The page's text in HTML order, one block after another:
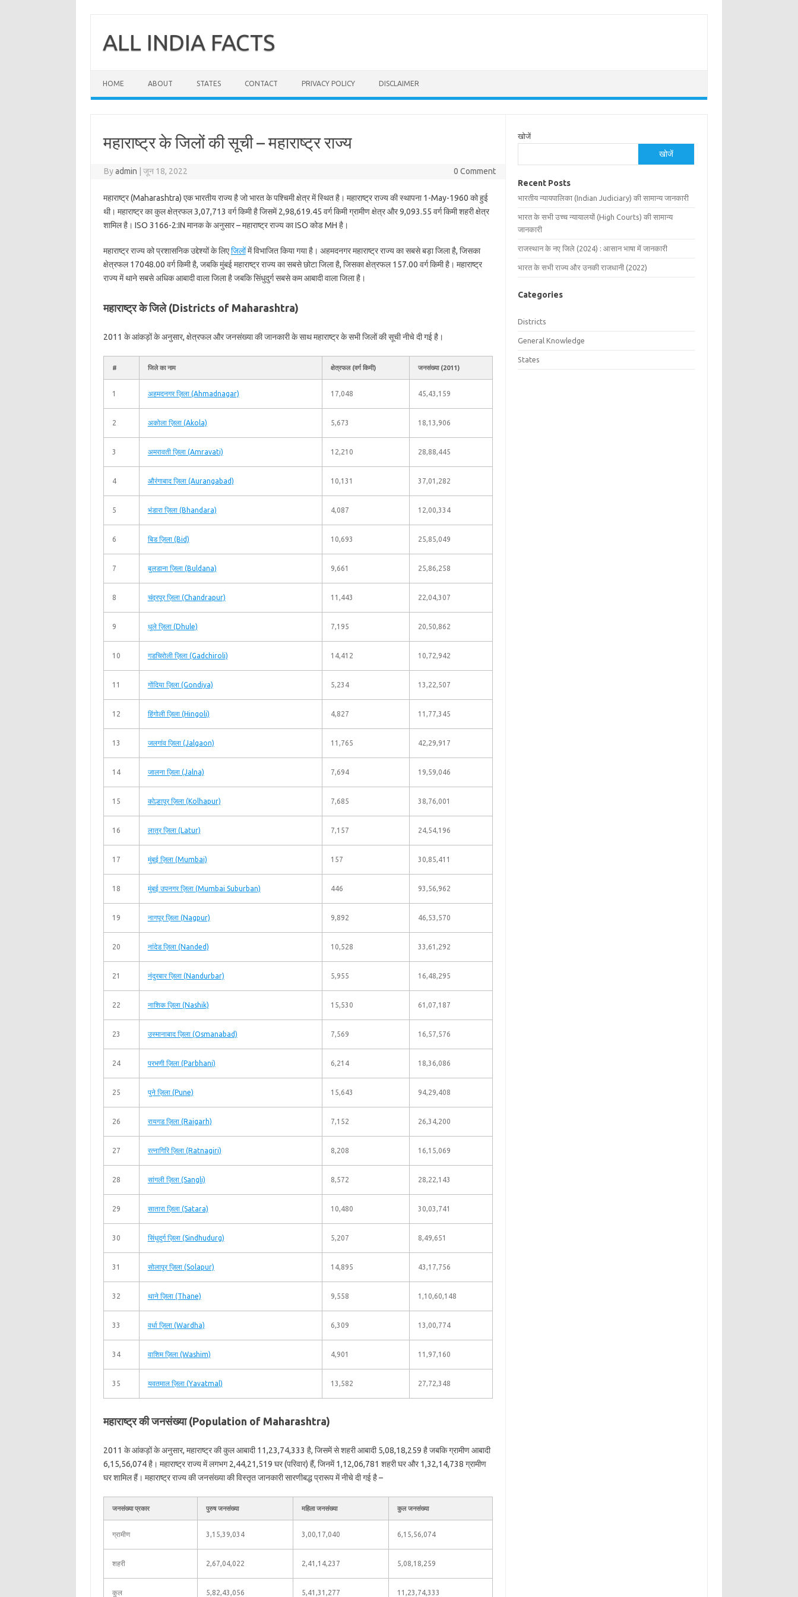
contentALL INDIA FACTS
HOME ABOUT STATES CONTACT PRIVACY POLICY DISCLAIMER
महाराष्ट्र के जिलों की सूची – महाराष्ट्र राज्य
Byadmin जून 18, 2022 0 Comment
महाराष्ट्र (Maharashtra) एक भारतीय राज्य है जो भारत के पश्चिमी क्षेत्र में स्थित है। महाराष्ट्र राज्य की स्थापना 1-May-1960 को हुई
थी। महाराष्ट्र का कुल क्षेत्रफल 3,07,713 वर्ग किमी है जिसमें 2,98,619.45 वर्ग किमी ग्रामीण क्षेत्र और 9,093.55 वर्ग किमी शहरी क्षेत्र
शामिल है। ISO 3166-2:IN मानक के अनुसार – महाराष्ट्र राज्य का ISO कोड MH है।
महाराष्ट्र राज्य को प्रशासनिक उद्देश्यों के लिएजिलोंमें विभाजित किया गया है। अहमदनगर महाराष्ट्र राज्य का सबसे बड़ा जिला है, जिसका
क्षेत्रफल 17048.00 वर्ग किमी है, जबकि मुंबई महाराष्ट्र राज्य का सबसे छोटा जिला है, जिसका क्षेत्रफल 157.00 वर्ग किमी है। महाराष्ट्र
राज्य में थाने सबसे अधिक आबादी वाला जिला है जबकि सिंधुदुर्ग सबसे कम आबादी वाला जिला है।
महाराष्ट्र के जिले (Districts of Maharashtra)
2011 के आंकड़ों के अनुसार, क्षेत्रफल और जनसंख्या की जानकारी के साथ महाराष्ट्र के सभी जिलों की सूची नीचे दी गई है।
# जिले का नाम क्षेत्रफल (वर्ग किमी) जनसंख्या (2011)
1 अहमदनगर ज़िला (Ahmadnagar) 17,048 45,43,159
2 अकोला ज़िला (Akola) 5,673 18,13,906
3 अमरावती ज़िला (Amravati) 12,210 28,88,445
4 औरंगाबाद ज़िला (Aurangabad) 10,131 37,01,282
5 भंडारा ज़िला (Bhandara) 4,087 12,00,334
6 बिड ज़िला (Bid) 10,693 25,85,049
7 बुलडाना ज़िला (Buldana) 9,661 25,86,258
8 चंद्रपूर ज़िला (Chandrapur) 11,443 22,04,307
9 धुले ज़िला (Dhule) 7,195 20,50,862
10 गडचिरोली ज़िला (Gadchiroli) 14,412 10,72,942
11 गोंदिया ज़िला (Gondiya) 5,234 13,22,507
12 हिंगोली ज़िला (Hingoli) 4,827 11,77,345
13 जलगांव ज़िला (Jalgaon) 11,765 42,29,917
14 जालना ज़िला (Jalna) 7,694 19,59,046
15 कोल्हापूर ज़िला (Kolhapur) 7,685 38,76,001
16 लातूर ज़िला (Latur) 7,157 24,54,196
17 मुंबई ज़िला (Mumbai) 157 30,85,411
18 मुंबई उपनगर ज़िला (Mumbai Suburban) 446 93,56,962
19 नागपूर ज़िला (Nagpur) 9,892 46,53,570
20 नांदेड ज़िला (Nanded) 10,528 33,61,292
21 नंदुरबार ज़िला (Nandurbar) 5,955 16,48,295
22 नाशिक ज़िला (Nashik) 15,530 61,07,187
23 उस्मानाबाद ज़िला (Osmanabad) 7,569 16,57,576
24 परभणी ज़िला (Parbhani) 6,214 18,36,086
25 पुने ज़िला (Pune) 15,643 94,29,408
26 रायगड ज़िला (Raigarh) 7,152 26,34,200
27 रत्नागिरि ज़िला (Ratnagiri) 8,208 16,15,069
28 सांगली ज़िला (Sangli) 8,572 28,22,143
29 सातारा ज़िला (Satara) 10,480 30,03,741
30 सिंधुदुर्ग ज़िला (Sindhudurg) 5,207 8,49,651
31 सोलापूर ज़िला (Solapur) 14,895 43,17,756
32 थाने ज़िला (Thane) 9,558 1,10,60,148
33 वर्धा ज़िला (Wardha) 6,309 13,00,774
34 वाशिम ज़िला (Washim) 4,901 11,97,160
35 यवतमाल ज़िला (Yavatmal) 13,582 27,72,348
महाराष्ट्र की जनसंख्या (Population of Maharashtra)
2011 के आंकड़ों के अनुसार, महाराष्ट्र की कुल आबादी 11,23,74,333 है, जिसमें से शहरी आबादी 5,08,18,259 है जबकि ग्रामीण आबादी
6,15,56,074 है। महाराष्ट्र राज्य में लगभग 2,44,21,519 घर (परिवार) हैं, जिनमें 1,12,06,781 शहरी घर और 1,32,14,738 ग्रामीण
घर शामिल हैं। महाराष्ट्र राज्य की जनसंख्या की विस्तृत जानकारी सारणीबद्ध प्रारूप में नीचे दी गई है –
जनसंख्या प्रकार पुरुष जनसंख्या महिला जनसंख्या कुल जनसंख्या
ग्रामीण 3,15,39,034 3,00,17,040 6,15,56,074
शहरी 2,67,04,022 2,41,14,237 5,08,18,259
कुल 5,82,43,056 5,41,31,277 11,23,74,333
खोजें
खोजें
Recent Posts
भारतीय न्यायपालिका (Indian Judiciary) की सामान्य जानकारी
भारत के सभी उच्च न्यायालयों (High Courts) की सामान्य
जानकारी
राजस्थान के नए जिले (2024) : आसान भाषा में जानकारी
भारत के सभी राज्य और उनकी राजधानी (2022)
Categories
Districts
General Knowledge
States